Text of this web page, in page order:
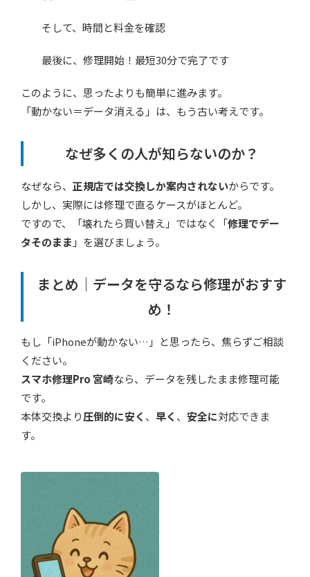
そして、時間と料金を確認
最後に、修理開始！最短30分で完了です
このように、思ったよりも簡単に進みます。
「動かない＝データ消える」は、もう古い考えです。
なぜ多くの人が知らないのか？
なぜなら、 正規店では交換しか案内されないからです。
しかし、実際には修理で直るケースがほとんど。
ですので、「壊れたら買い替え」ではなく「修理でデー
タそのまま 」を選びましょう。
まとめ｜データを守るなら修理がおすす
め！
もし「iPhoneが動かない…」と思ったら、焦らずご相談
ください。
スマホ修理Pro 宮崎なら、データを残したまま修理可能
です。
本体交換より圧倒的に安く 、 早く 、 安全に対応できま
す。